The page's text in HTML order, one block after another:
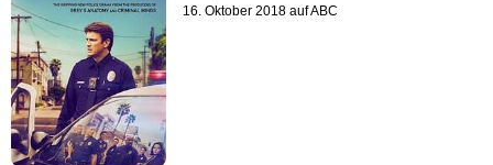
16. Oktober 2018 auf ABC